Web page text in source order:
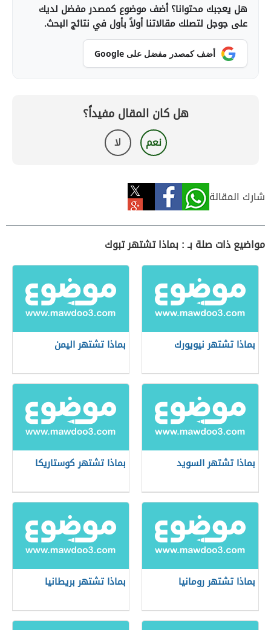
هل يعجبك محتوانا؟ أضف موضوع كمصدر مفضل لديك
على جوجل لتصلك مقالاتنا أولاً بأول في نتائج البحث.
أضف كمصدر مفضل على Google
هل كان المقال مفيداً؟
نعم لا
شارك المقالة
مواضيع ذات صلة بـ : بماذا تشتهر تبوك
بماذا تشتهر نيويورك بماذا تشتهر اليمن
بماذا تشتهر السويد بماذا تشتهر كوستاريكا
بماذا تشتهر رومانيا بماذا تشتهر بريطانيا